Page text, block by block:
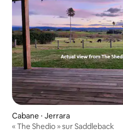
Cabane ⋅ Jerrara
« The Shedio » sur Saddleback